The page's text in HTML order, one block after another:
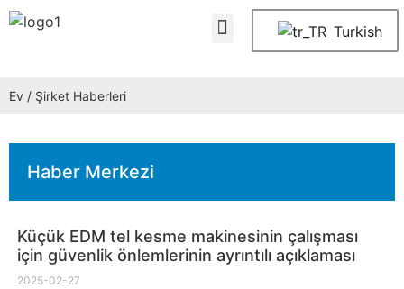
Turkish
Ev / Şirket Haberleri
Haber Merkezi
Küçük EDM tel kesme makinesinin çalışması
için güvenlik önlemlerinin ayrıntılı açıklaması
2025-02-27